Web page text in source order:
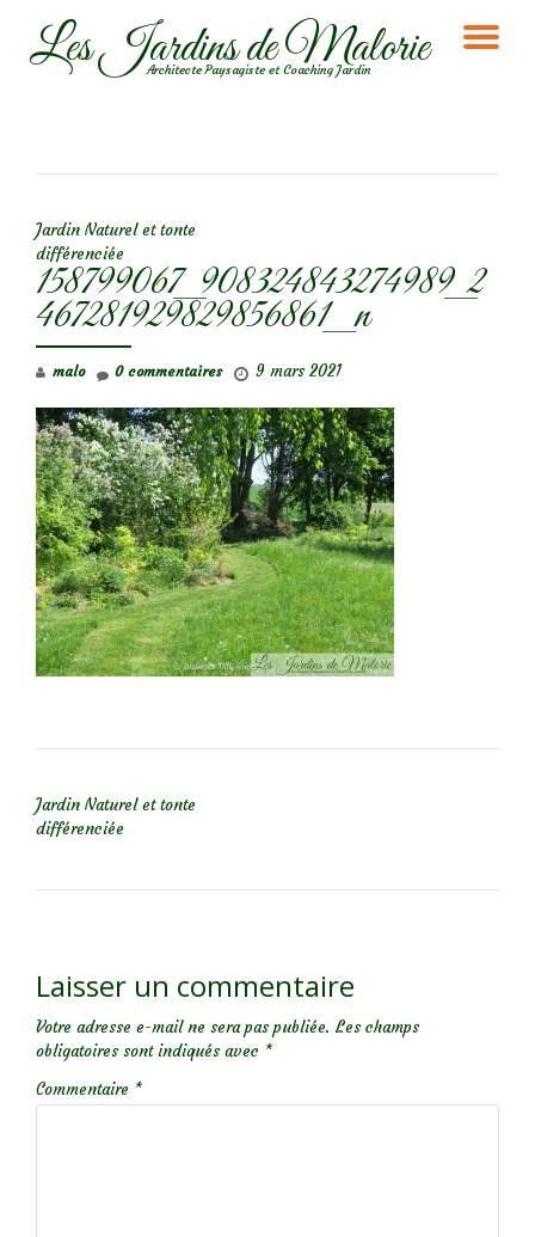
AllerLes Jardins de Malorie
Architecte Paysagiste et Coaching Jardin
Jardin Naturel et tonte
différenciée
158799067_908324843274989_2
467281929829856861_n
malo 9 mars 2021
0 commentaires
Jardin Naturel et tonte
différenciée
Laisser un commentaire
Votre adresse e-mail ne sera pas publiée. Les champs
obligatoires sont indiqués avec *
Commentaire *